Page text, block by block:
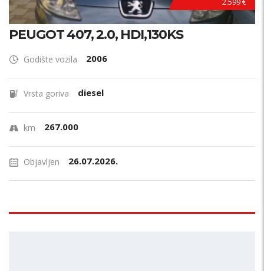
PEUGOT 407, 2.0, HDI,130KS
Godište vozila 2006
Vrsta goriva diesel
km 267.000
Objavljen 26.07.2026.